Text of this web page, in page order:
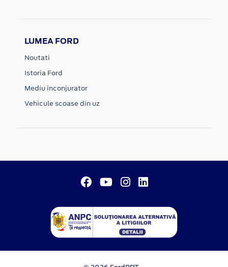
LUMEA FORD
Noutati
Istoria Ford
Mediu inconjurator
Vehicule scoase din uz